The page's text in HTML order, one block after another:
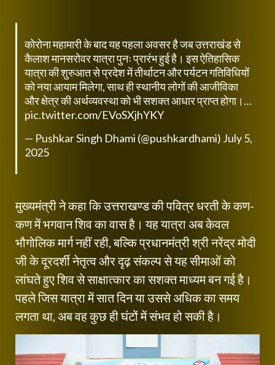
कोरोना महामारी के बाद यह पहला अवसर है जब उत्तराखंड से
कैलाश मानसरोवर यात्रा पुनः प्रारंभ हुई है। इस ऐतिहासिक
यात्रा की शुरुआत से प्रदेश में तीर्थाटन और पर्यटन गतिविधियों
को नया आयाम मिलेगा, साथ ही स्थानीय लोगों की आजीविका
और क्षेत्र की अर्थव्यवस्था को भी सशक्त आधार प्राप्त होगा।…
pic.twitter.com/EVoSXjhYKY
— Pushkar Singh Dhami (@pushkardhami) July 5,
2025
मुख्यमंत्री ने कहा कि उत्तराखण्ड की पवित्र धरती के कण-
कण में भगवान शिव का वास है। यह यात्रा अब केवल
भौगोलिक मार्ग नहीं रही, बल्कि प्रधानमंत्री श्री नरेंद्र मोदी
जी के दूरदर्शी नेतृत्व और दृढ़ संकल्प से यह सीमाओं को
लांघते हुए शिव से साक्षात्कार का सशक्त माध्यम बन गई है।
पहले जिस यात्रा में सात दिन या उससे अधिक का समय
लगता था, अब वह कुछ ही घंटों में संभव हो सकी है।